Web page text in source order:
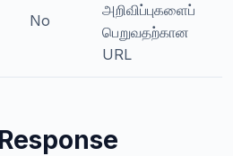
No
அறிவிப்புகளைப்
பெறுவதற்கான
URL